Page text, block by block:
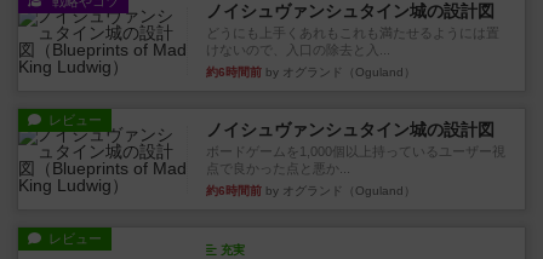
ノイシュヴァンシュタイン城の設計図
どうにも上手くあれもこれも満たせるようには置
けないので、入口の除去と入...
約6時間前 by オグランド（Oguland）
レビュー ノイシュヴァンシュタイン城の設計図
ボードゲームを1,000個以上持っているユーザー視
点で良かった点と悪か...
約6時間前 by オグランド（Oguland）
レビュー
充実